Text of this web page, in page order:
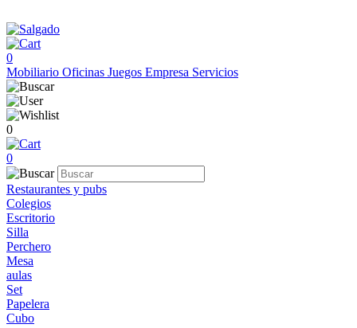
0
Mobiliario Oficinas Juegos Empresa Servicios
0
0
Restaurantes y pubs
Colegios
Escritorio
Silla
Perchero
Mesa
aulas
Set
Papelera
Cubo